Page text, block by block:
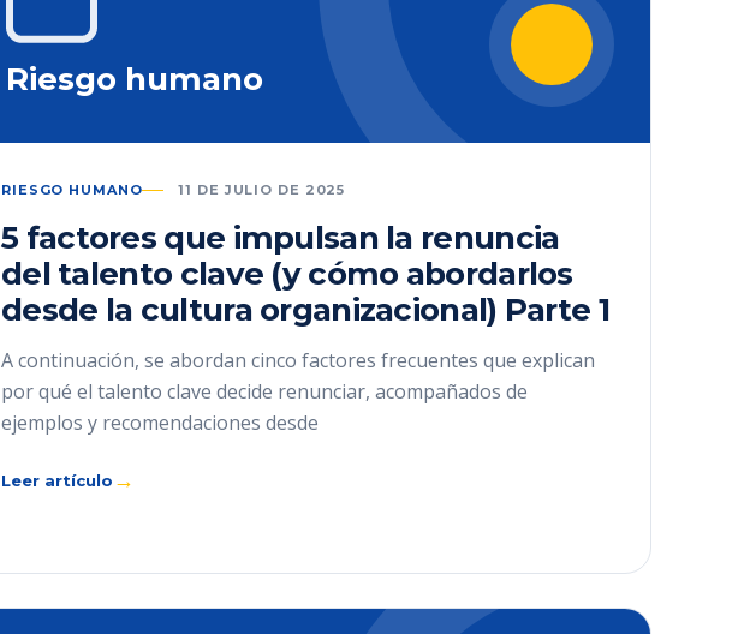
Riesgo humano
RIESGO HUMANO 11 DE JULIO DE 2025
5 factores que impulsan la renuncia
del talento clave (y cómo abordarlos
desde la cultura organizacional) Parte 1
A continuación, se abordan cinco factores frecuentes que explican
por qué el talento clave decide renunciar, acompañados de
ejemplos y recomendaciones desde
Leer artículo →